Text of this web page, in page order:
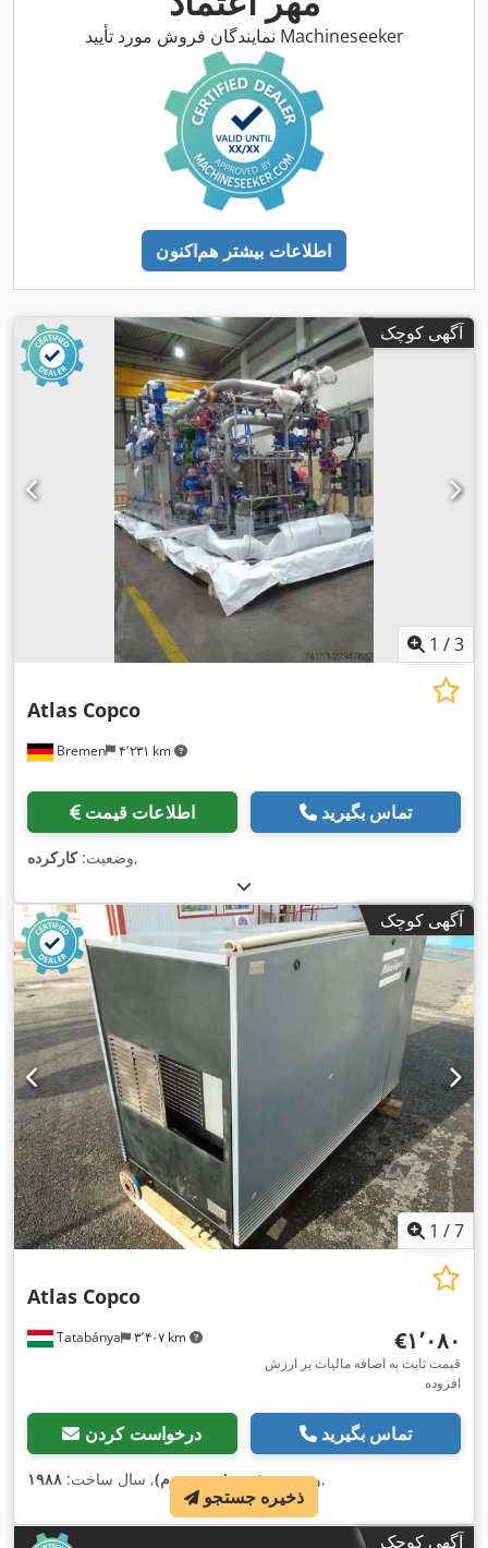
نمایندگان فروش مورد تأیید Machineseeker
اطلاعات بیشتر هم‌اکنون
آگهی کوچک
1 /3
Bremen ۴٬۲۳۱ km
Atlas Copco
اطلاعات قیمت تماس بگیرید
وضعیت:کارکرده ,
آگهی کوچک
1 /7
Tatabánya ۳٬۴۰۷ km
Atlas Copco
‎€۱٬۰۸۰
قیمت ثابت به اضافه مالیات بر ارزش
افزوده
درخواست کردن تماس بگیرید
وضعیت:خوب (دست دوم), سال ساخت: ۱۹۸۸ ,
آگهی کوچک
ذخیره جستجو